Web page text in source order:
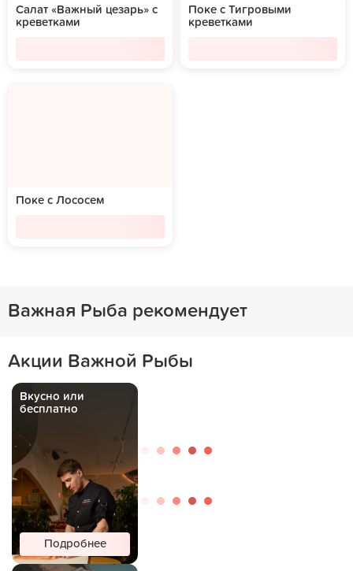
Салат «Важный цезарь» с
креветками
Поке с Тигровыми
креветками
Поке с Лососем
Важная Рыба рекомендует
Акции Важной Рыбы
Вкусно или
бесплатно
Подробнее